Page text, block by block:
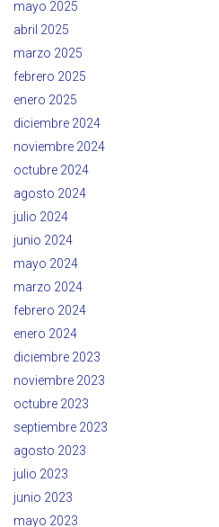
mayo 2025
abril 2025
marzo 2025
febrero 2025
enero 2025
diciembre 2024
noviembre 2024
octubre 2024
agosto 2024
julio 2024
junio 2024
mayo 2024
marzo 2024
febrero 2024
enero 2024
diciembre 2023
noviembre 2023
octubre 2023
septiembre 2023
agosto 2023
julio 2023
junio 2023
mayo 2023